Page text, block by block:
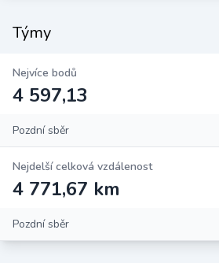
Týmy
Nejvíce bodů
4 597,13
Pozdní sběr
Nejdelší celková vzdálenost
4 771,67 km
Pozdní sběr